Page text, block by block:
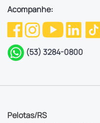
Acompanhe:
(53) 3284-0800
Pelotas/RS